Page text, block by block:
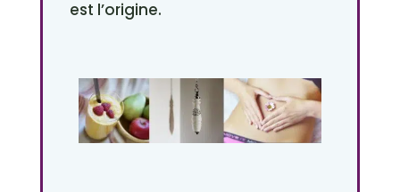
est l’origine.